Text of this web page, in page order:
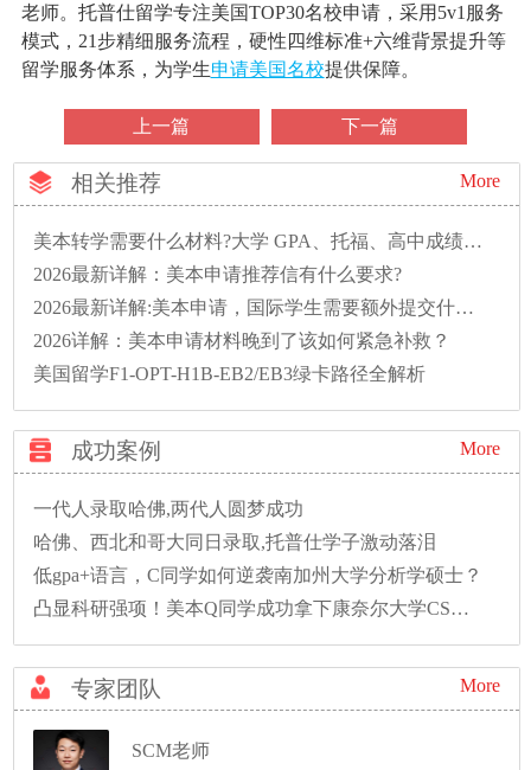
老师。托普仕留学专注美国TOP30名校申请，采用5v1服务
模式，21步精细服务流程，硬性四维标准+六维背景提升等
留学服务体系，为学生申请美国名校提供保障。
上一篇 下一篇
相关推荐 More
美本转学需要什么材料?大学 GPA、托福、高中成绩还要吗?
2026最新详解：美本申请推荐信有什么要求?
2026最新详解:美本申请，国际学生需要额外提交什么？
2026详解：美本申请材料晚到了该如何紧急补救？
美国留学F1-OPT-H1B-EB2/EB3绿卡路径全解析
成功案例 More
一代人录取哈佛,两代人圆梦成功
哈佛、西北和哥大同日录取,托普仕学子激动落泪
低gpa+语言，C同学如何逆袭南加州大学分析学硕士？
凸显科研强项！美本Q同学成功拿下康奈尔大学CS硕士录取！
专家团队 More
SCM老师